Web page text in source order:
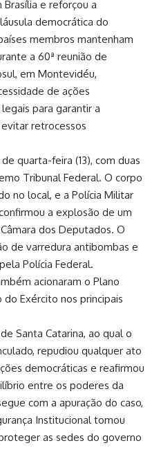
e reforçou a
democrática do
membros mantenham
a 60ª reunião de
em Montevidéu,
de ações
para garantir a
retrocessos
quarta-feira (13), com duas
Tribunal Federal. O corpo
no local, e a Polícia Militar
a explosão de um
dos Deputados. O
de varredura antibombas e
Polícia Federal.
acionaram o Plano
Exército nos principais
Santa Catarina, ao qual o
repudiou qualquer ato
democráticas e reafirmou
entre os poderes da
com a apuração do caso,
Institucional tomou
as sedes do governo